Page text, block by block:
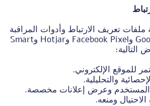
ملفات تعريف الارتباط وأدوات المراقبة
(مثل Google Analytics وFacebook Pixel وHotjar وSmart
للموقع الإلكتروني.
والتحليلية.
وعرض إعلانات مخصصة.
ومنعه.